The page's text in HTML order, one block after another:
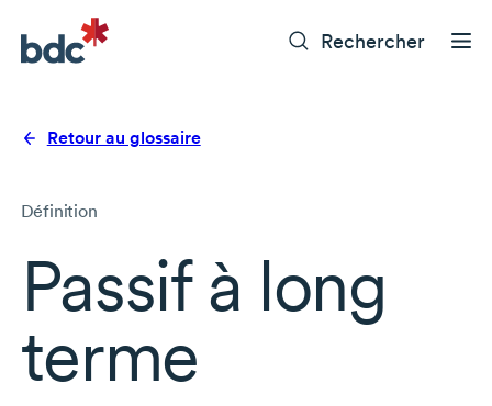
Rechercher
Retour au glossaire
Définition
Passif à long
terme